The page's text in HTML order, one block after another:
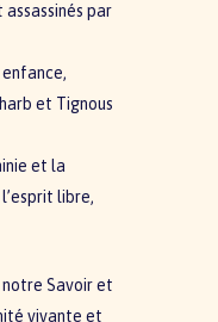
assassinés par
enfance,
et Tignous
et la
libre,
Savoir et
vivante et